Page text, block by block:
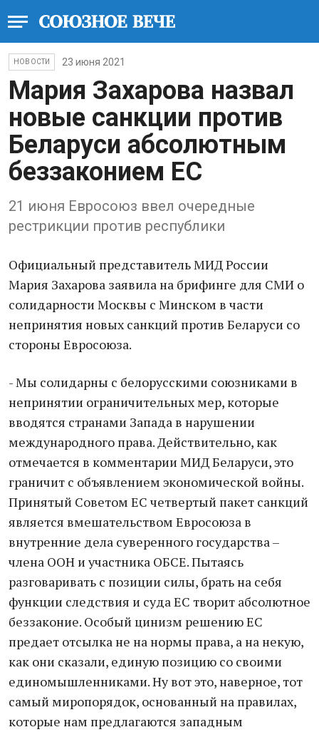
НОВОСТИ 23 июня 2021
Мария Захарова назвал
новые санкции против
Беларуси абсолютным
беззаконием ЕС
21 июня Евросоюз ввел очередные
рестрикции против республики
Официальный представитель МИД России
Мария Захарова заявила на брифинге для СМИ о
солидарности Москвы с Минском в части
непринятия новых санкций против Беларуси со
стороны Евросоюза.
- Мы солидарны с белорусскими союзниками в
непринятии ограничительных мер, которые
вводятся странами Запада в нарушении
международного права. Действительно, как
отмечается в комментарии МИД Беларуси, это
граничит с объявлением экономической войны.
Принятый Советом ЕС четвертый пакет санкций
является вмешательством Евросоюза в
внутренние дела суверенного государства –
члена ООН и участника ОБСЕ. Пытаясь
разговаривать с позиции силы, брать на себя
функции следствия и суда ЕС творит абсолютное
беззаконие. Особый цинизм решению ЕС
предает отсылка не на нормы права, а на некую,
как они сказали, единую позицию со своими
единомышленниками. Ну вот это, наверное, тот
самый миропорядок, основанный на правилах,
которые нам предлагаются западным